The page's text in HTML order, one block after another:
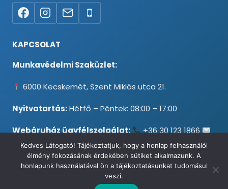
KAPCSOLAT
Munkavédelmi Szaküzlet:
6000 Kecskemét, Szent Miklós utca 21.
Nyitvatartás:Hétfő – Péntek: 08:00 – 17:00
Webáruház ügyfélszolgálat:
+36 30 123 1866
info@testpancel.hu
© 2026 Munkavédelmi és Ruházati Webáruház - Minden jog
Kedves Látogató! Tájékoztatjuk, hogy a honlap felhasználói
élmény fokozásának érdekében sütiket alkalmazunk. A
honlapunk használatával ön a tájékoztatásunkat tudomásul
veszi.